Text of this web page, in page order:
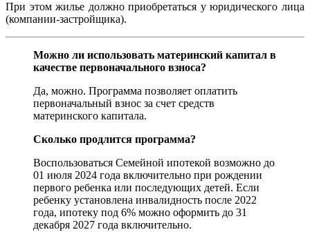
При этом жилье должно приобретаться у юридического лица
(компании-застройщика).
Можно ли использовать материнский капитал в
качестве первоначального взноса?
Да, можно. Программа позволяет оплатить
первоначальный взнос за счет средств
материнского капитала.
Сколько продлится программа?
Воспользоваться Семейной ипотекой возможно до
01 июля 2024 года включительно при рождении
первого ребенка или последующих детей. Если
ребенку установлена инвалидность после 2022
года, ипотеку под 6% можно оформить до 31
декабря 2027 года включительно.